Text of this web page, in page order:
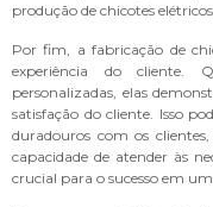
produção de chicotes
Por fim, a fabricação de
experiência do cliente.
personalizadas, elas
satisfação do cliente. Isso
duradouros com os
capacidade de atender às
crucial para o sucesso em